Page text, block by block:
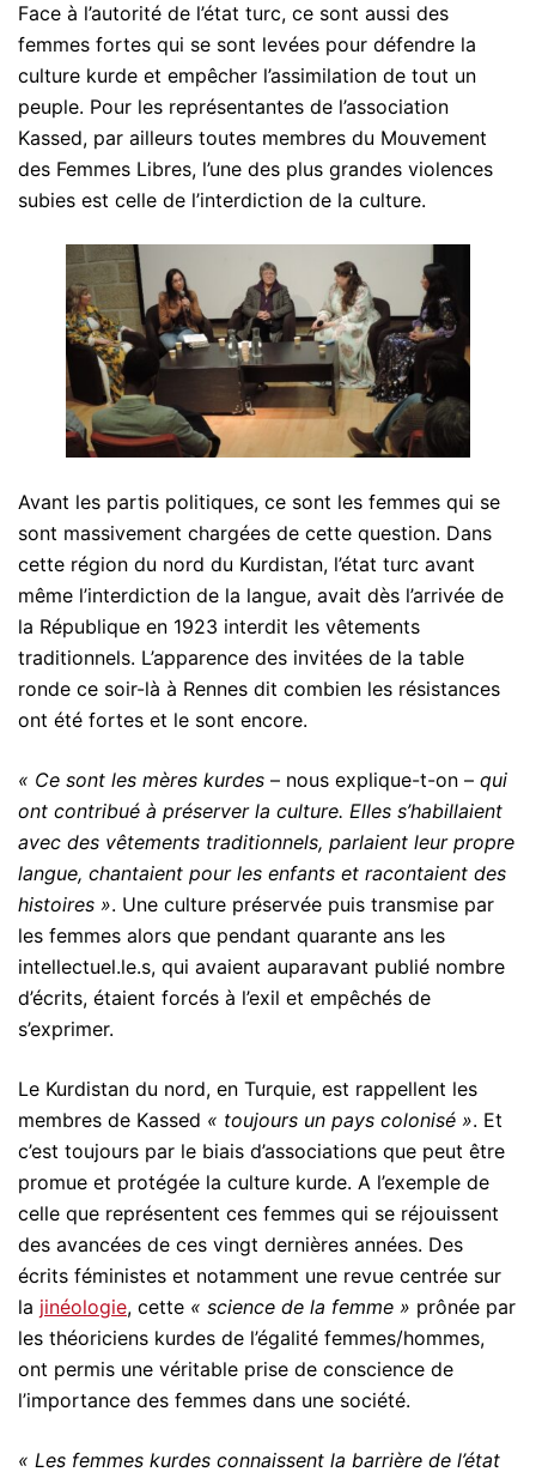
Face à l’autorité de l’état turc, ce sont aussi des
femmes fortes qui se sont levées pour défendre la
culture kurde et empêcher l’assimilation de tout un
peuple. Pour les représentantes de l’association
Kassed, par ailleurs toutes membres du Mouvement
des Femmes Libres, l’une des plus grandes violences
subies est celle de l’interdiction de la culture.
Avant les partis politiques, ce sont les femmes qui se
sont massivement chargées de cette question. Dans
cette région du nord du Kurdistan, l’état turc avant
même l’interdiction de la langue, avait dès l’arrivée de
la République en 1923 interdit les vêtements
traditionnels. L’apparence des invitées de la table
ronde ce soir-là à Rennes dit combien les résistances
ont été fortes et le sont encore.
« Ce sont les mères kurdes – nous explique-t-on – qui
ont contribué à préserver la culture. Elles s’habillaient
avec des vêtements traditionnels, parlaient leur propre
langue, chantaient pour les enfants et racontaient des
histoires ». Une culture préservée puis transmise par
les femmes alors que pendant quarante ans les
intellectuel.le.s, qui avaient auparavant publié nombre
d’écrits, étaient forcés à l’exil et empêchés de
s’exprimer.
Le Kurdistan du nord, en Turquie, est rappellent les
membres de Kassed « toujours un pays colonisé ». Et
c’est toujours par le biais d’associations que peut être
promue et protégée la culture kurde. A l’exemple de
celle que représentent ces femmes qui se réjouissent
des avancées de ces vingt dernières années. Des
écrits féministes et notamment une revue centrée sur
la jinéologie, cette « science de la femme » prônée par
les théoriciens kurdes de l’égalité femmes/hommes,
ont permis une véritable prise de conscience de
l’importance des femmes dans une société.
« Les femmes kurdes connaissent la barrière de l’état